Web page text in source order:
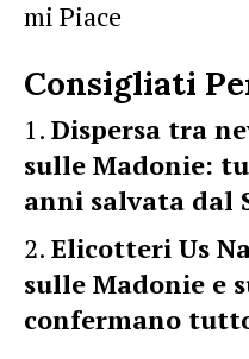
mi Piace
Consigliati
Dispersa tra
sulle Madonie:
anni salvata dal
Elicotteri Us
sulle Madonie e
confermano